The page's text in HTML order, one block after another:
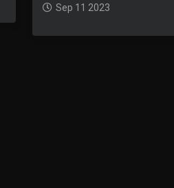
Sep 11 2023